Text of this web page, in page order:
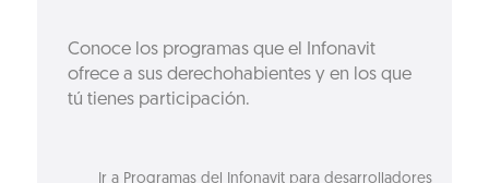
Conoce los programas que el Infonavit
ofrece a sus derechohabientes y en los que
tú tienes participación.
Ir a Programas del Infonavit para desarrolladores